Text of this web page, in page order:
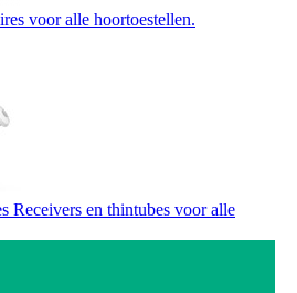
voor alle hoortoestellen.
Receivers en thintubes voor alle